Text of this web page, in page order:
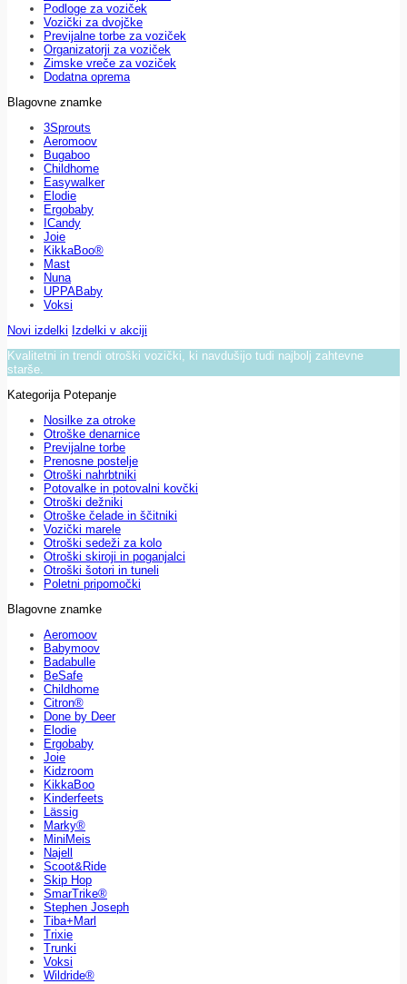
Podloge za voziček
Vozički za dvojčke
Previjalne torbe za voziček
Organizatorji za voziček
Zimske vreče za voziček
Dodatna oprema
Blagovne znamke
3Sprouts
Aeromoov
Bugaboo
Childhome
Easywalker
Elodie
Ergobaby
ICandy
Joie
KikkaBoo®
Mast
Nuna
UPPABaby
Voksi
Novi izdelki Izdelki v akciji
Kvalitetni in trendi otroški vozički, ki navdušijo tudi najbolj zahtevne
starše.
Kategorija Potepanje
Nosilke za otroke
Otroške denarnice
Previjalne torbe
Prenosne postelje
Otroški nahrbtniki
Potovalke in potovalni kovčki
Otroški dežniki
Otroške čelade in ščitniki
Vozički marele
Otroški sedeži za kolo
Otroški skiroji in poganjalci
Otroški šotori in tuneli
Poletni pripomočki
Blagovne znamke
Aeromoov
Babymoov
Badabulle
BeSafe
Childhome
Citron®
Done by Deer
Elodie
Ergobaby
Joie
Kidzroom
KikkaBoo
Kinderfeets
Lässig
Marky®
MiniMeis
Najell
Scoot&Ride
Skip Hop
SmarTrike®
Stephen Joseph
Tiba+Marl
Trixie
Trunki
Voksi
Wildride®